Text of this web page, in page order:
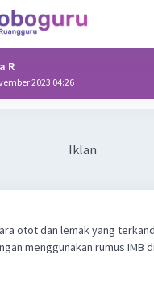
R
2023 04:26
Iklan
otot dan lemak yang
menggunakan rumus IMB